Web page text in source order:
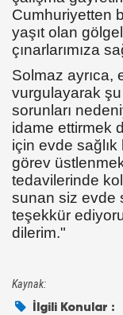
Cumhuriyetten
yaşıt olan
çınarlarımıza
Solmaz ayrıca,
vurgulayarak
sorunları
idame ettirmek
için evde
görev
tedavilerinde
sunan siz evde
teşekkür
dilerim."
Kaynak:
İlgili Konular :